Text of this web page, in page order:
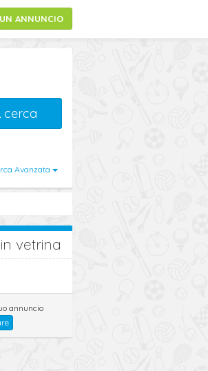
ANNUNCIO
cerca
Avanzata
vetrina
annuncio